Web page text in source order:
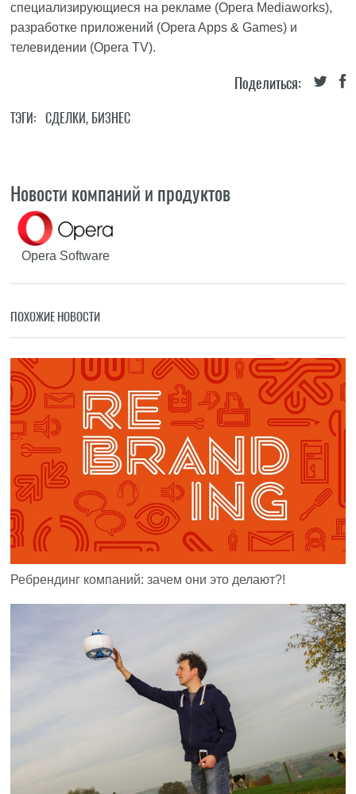
специализирующиеся на рекламе (Opera Mediaworks),
разработке приложений (Opera Apps & Games) и
телевидении (Opera TV).
Поделиться:
ТЭГИ: СДЕЛКИ, БИЗНЕС
Новости компаний и продуктов
Opera Software
ПОХОЖИЕ НОВОСТИ
Ребрендинг компаний: зачем они это делают?!